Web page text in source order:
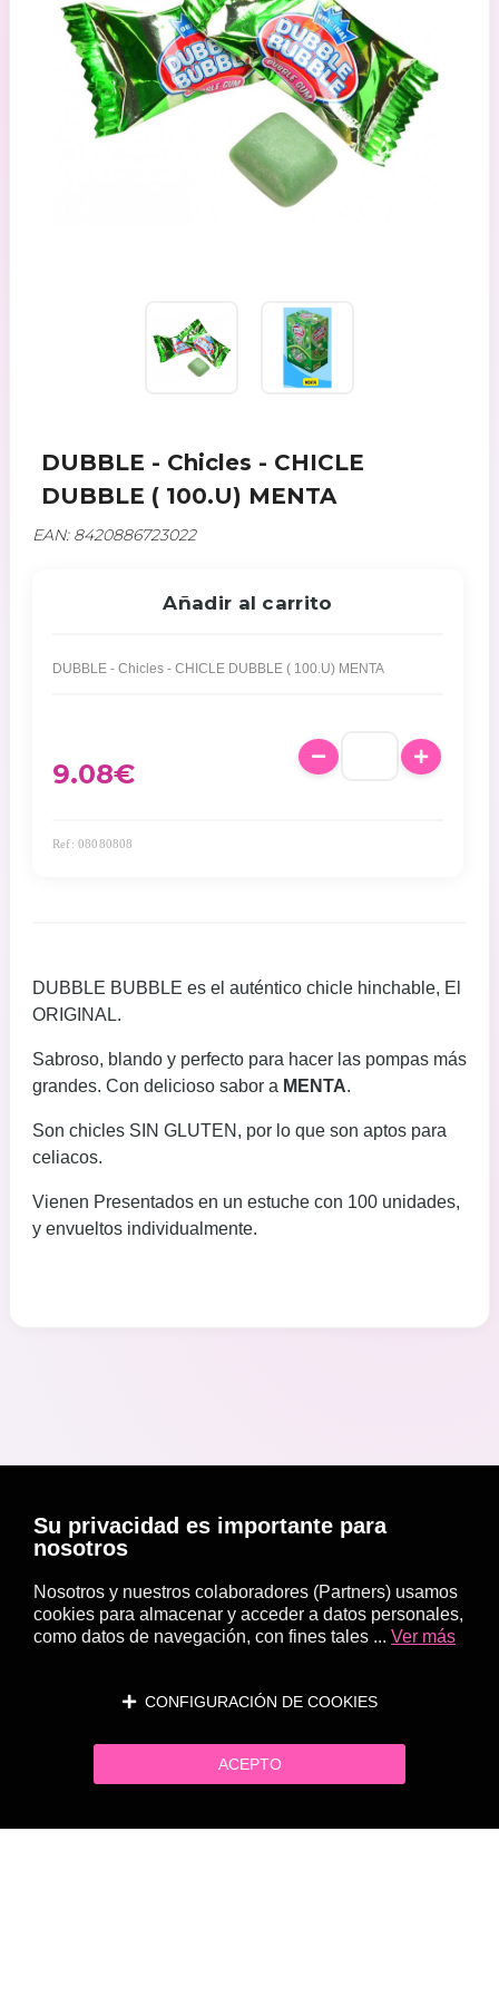
DUBBLE - Chicles - CHICLE
DUBBLE ( 100.U) MENTA
EAN: 8420886723022
Añadir al carrito
DUBBLE - Chicles - CHICLE DUBBLE ( 100.U) MENTA
9.08€
Ref: 08080808
DUBBLE BUBBLE es el auténtico chicle hinchable, El
ORIGINAL.
Sabroso, blando y perfecto para hacer las pompas más
grandes. Con delicioso sabor a MENTA.
Son chicles SIN GLUTEN, por lo que son aptos para
celiacos.
Vienen Presentados en un estuche con 100 unidades,
y envueltos individualmente.
Su privacidad es importante para
nosotros
Nosotros y nuestros colaboradores (Partners) usamos
cookies para almacenar y acceder a datos personales,
como datos de navegación, con fines tales ... Ver más
CONFIGURACIÓN DE COOKIES
ACEPTO